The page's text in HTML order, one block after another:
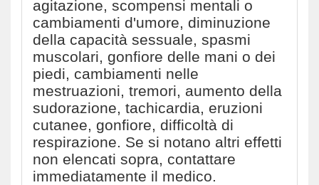
agitazione, scompensi mentali o
cambiamenti d'umore, diminuzione
della capacità sessuale, spasmi
muscolari, gonfiore delle mani o dei
piedi, cambiamenti nelle
mestruazioni, tremori, aumento della
sudorazione, tachicardia, eruzioni
cutanee, gonfiore, difficoltà di
respirazione. Se si notano altri effetti
non elencati sopra, contattare
immediatamente il medico.